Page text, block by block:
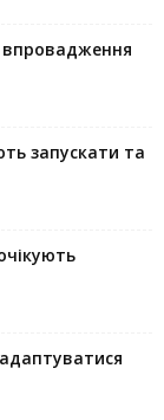
впровадження
запускaти та